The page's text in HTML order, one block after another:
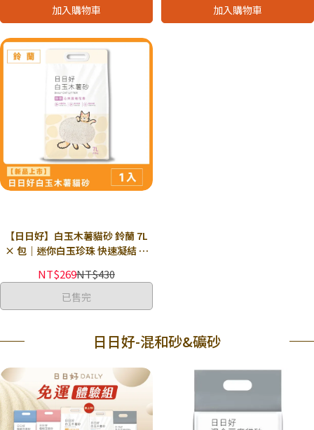
加入購物車 加入購物車
【日日好】白玉木薯貓砂 鈴蘭 7L
× 包｜迷你白玉珍珠 快速凝結 接
NT$269NT$430
已售完
日日好-混和砂&礦砂